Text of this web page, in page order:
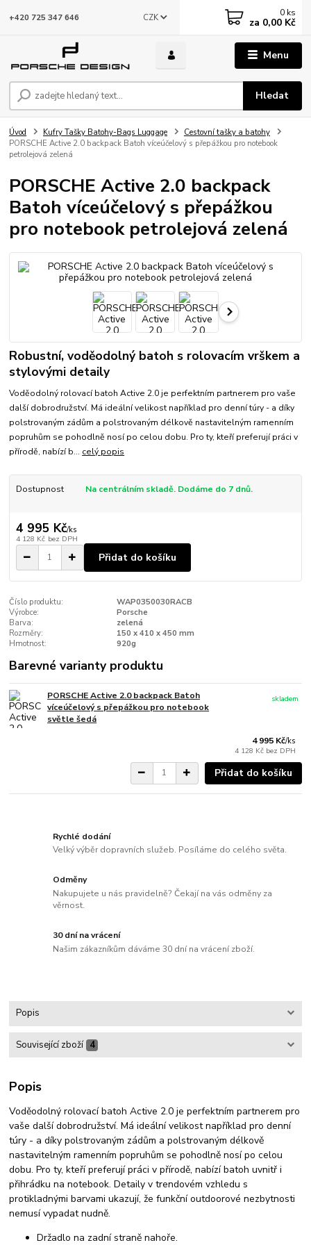
Menu
CZK
Hledat
+420 725 347 646 0 ks
za 0,00 Kč
Úvod Kufry Tašky Batohy-Bags Luggage
Cestovní tašky a batohy
PORSCHE Active 2.0 backpack Batoh víceúčelový s přepážkou pro notebook
petrolejová zelená
PORSCHE Active 2.0 backpack
Batoh víceúčelový s přepážkou
pro notebook petrolejová zelená
Robustní, voděodolný batoh s rolovacím vrškem a
stylovými detaily
Voděodolný rolovací batoh Active 2.0 je perfektním partnerem pro vaše
další dobrodružství. Má ideální velikost například pro denní túry - a díky
polstrovaným zádům a polstrovaným délkově nastavitelným ramenním
popruhům se pohodlně nosí po celou dobu. Pro ty, kteří preferují práci v
přírodě, nabízí b... celý popis
Dostupnost Na centrálním skladě. Dodáme do 7 dnů.
4 995 Kč/ks
4 128 Kč bez DPH
Přidat do košíku
Číslo produktu:
WAP0350030RACB
Výrobce:
Porsche
Barva:
zelená
Rozměry:
150 x 410 x 450 mm
Hmotnost:
920g
Barevné varianty produktu
PORSCHE Active 2.0 backpack Batoh
víceúčelový s přepážkou pro notebook
světle šedá
4 995 Kč/ks
4 128 Kč bez DPH
skladem
Přidat do košíku
Rychlé dodání
Velký výběr dopravních služeb. Posíláme do celého světa.
Odměny
Nakupujete u nás pravidelně? Čekají na vás odměny za
věrnost.
30 dní na vrácení
Našim zákazníkům dáváme 30 dní na vrácení zboží.
Popis
Související zboží 4
Popis
Voděodolný rolovací batoh Active 2.0 je perfektním partnerem pro
vaše další dobrodružství. Má ideální velikost například pro denní
túry - a díky polstrovaným zádům a polstrovaným délkově
nastavitelným ramenním popruhům se pohodlně nosí po celou
dobu. Pro ty, kteří preferují práci v přírodě, nabízí batoh uvnitř i
přihrádku na notebook. Detaily v trendovém vzhledu s
protikladnými barvami ukazují, že funkční outdoorové nezbytnosti
nemusí vypadat nudně.
Držadlo na zadní straně nahoře.